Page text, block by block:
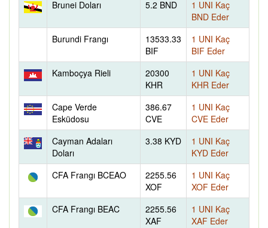
Brunei Doları
5.2 BND
1 UNI Kaç
BND Eder
Burundi Frangı
13533.33
BIF
1 UNI Kaç
BIF Eder
Kamboçya Rieli
20300
KHR
1 UNI Kaç
KHR Eder
Cape Verde
Esküdosu
386.67
CVE
1 UNI Kaç
CVE Eder
Cayman Adaları
Doları
3.38 KYD
1 UNI Kaç
KYD Eder
CFA Frangı BCEAO
2255.56
XOF
1 UNI Kaç
XOF Eder
CFA Frangı BEAC
2255.56
XAF
1 UNI Kaç
XAF Eder